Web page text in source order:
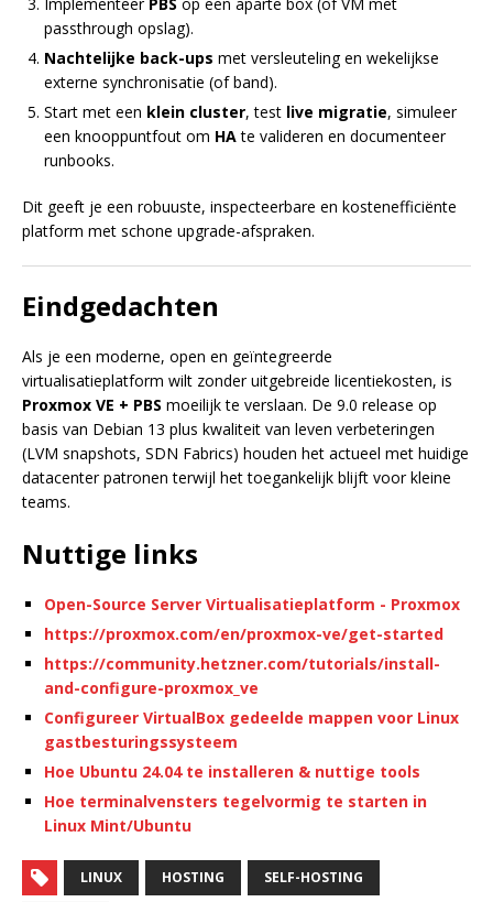
passthrough opslag).
Nachtelijke back-ups met versleuteling en wekelijkse
externe synchronisatie (of band).
Start met een klein cluster, test live migratie, simuleer
een knooppuntfout om HAte valideren en documenteer
runbooks.
Dit geeft je een robuuste, inspecteerbare en kostenefficiënte
platform met schone upgrade-afspraken.
Eindgedachten
Als je een moderne, open en geïntegreerde
virtualisatieplatform wilt zonder uitgebreide licentiekosten, is
Proxmox VE + PBS moeilijk te verslaan. De 9.0 release op
basis van Debian 13 plus kwaliteit van leven verbeteringen
(LVM snapshots, SDN Fabrics) houden het actueel met huidige
datacenter patronen terwijl het toegankelijk blijft voor kleine
teams.
Nuttige links
Open-Source Server Virtualisatieplatform - Proxmox
https://proxmox.com/en/proxmox-ve/get-started
https://community.hetzner.com/tutorials/install-
and-configure-proxmox_ve
Configureer VirtualBox gedeelde mappen voor Linux
gastbesturingssysteem
Hoe Ubuntu 24.04 te installeren & nuttige tools
Hoe terminalvensters tegelvormig te starten in
Linux Mint/Ubuntu
LINUX HOSTING SELF-HOSTING